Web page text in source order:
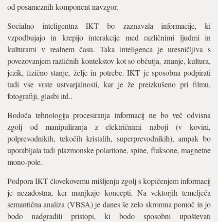
od posameznih komponent navzgor.
Socialno inteligentna IKT bo zaznavala informacije, ki
vzpodbujajo in krepijo interakcije med različnimi ljudmi in
kulturami v realnem času. Taka inteligenca je uresničljiva s
povezovanjem različnih kontekstov kot so občutja, znanje, kultura,
jezik, fizično stanje, želje in potrebe. IKT je sposobna podpirati
tudi vse vrste ustvarjalnosti, kar je že preizkušeno pri filmu,
fotografiji, glasbi itd..
Bodoča tehnologija procesiranja informacij ne bo več odvisna
zgolj od manipuliranja z električnimi naboji (v kovini,
polprevodnikih, tekočih kristalih, superprevodnikih), ampak bo
uporabljala tudi plazmonske polaritone, spine, fluksone, magnetne
mono-pole.
Podpora IKT človekovemu mišljenju zgolj s kopičenjem informacij
je nezadostna, ker manjkajo koncepti. Na vektorjih temelječa
semantična analiza (VBSA) je danes še zelo skromna pomoč in jo
bodo nadgradili pristopi, ki bodo sposobni upoštevati